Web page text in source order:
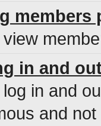
in and
in and
and